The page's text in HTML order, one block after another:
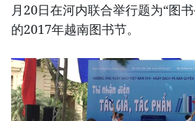
月20日在河内联合举行题为“图
的2017年越南图书节。